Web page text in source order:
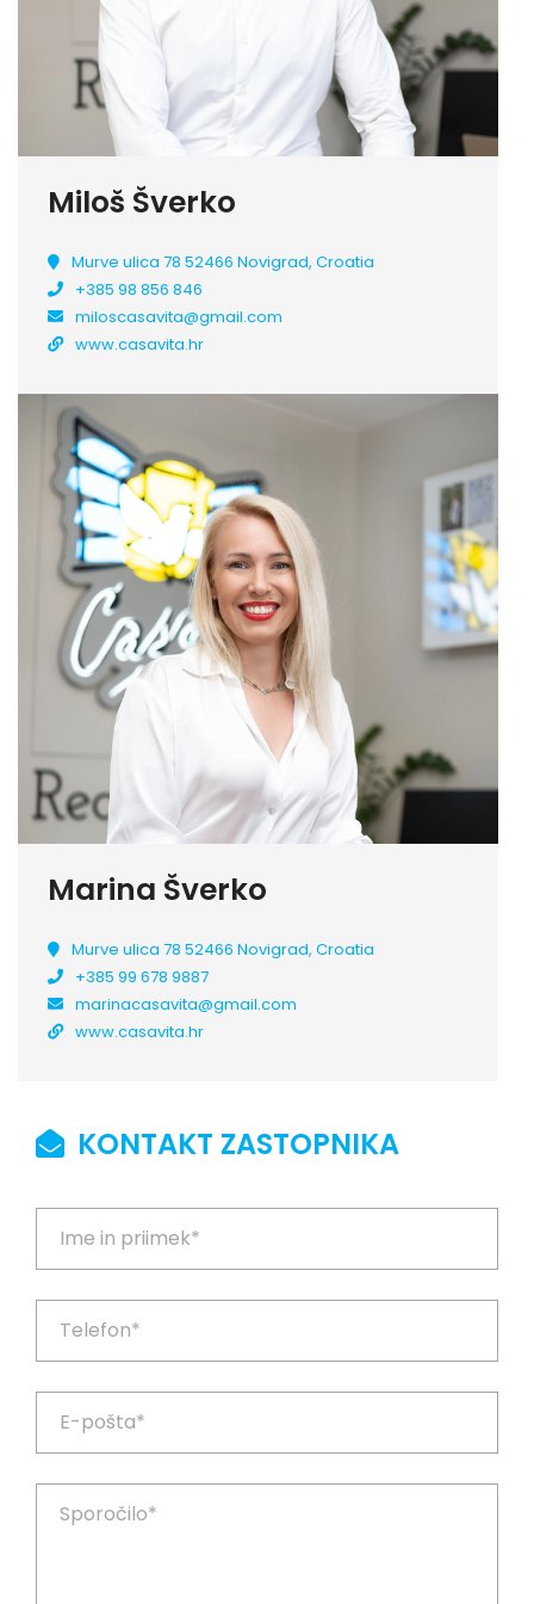
Miloš Šverko
Murve ulica 78 52466 Novigrad, Croatia
+385 98 856 846
miloscasavita@gmail.com
www.casavita.hr
Marina Šverko
Murve ulica 78 52466 Novigrad, Croatia
+385 99 678 9887
marinacasavita@gmail.com
www.casavita.hr
KONTAKT ZASTOPNIKA